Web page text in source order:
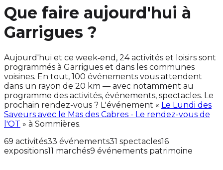
Que faire aujourd'hui à
Garrigues ?
Aujourd'hui et ce week‑end, 24 activités et loisirs sont
programmés à Garrigues et dans les communes
voisines. En tout, 100 événements vous attendent
dans un rayon de 20 km — avec notamment au
programme des activités, événements, spectacles. Le
prochain rendez-vous ? L'événement « Le Lundi des
Saveurs avec le Mas des Cabres - Le rendez-vous de
l'OT » à Sommières.
69 activités33 événements31 spectacles16
expositions11 marchés9 événements patrimoine